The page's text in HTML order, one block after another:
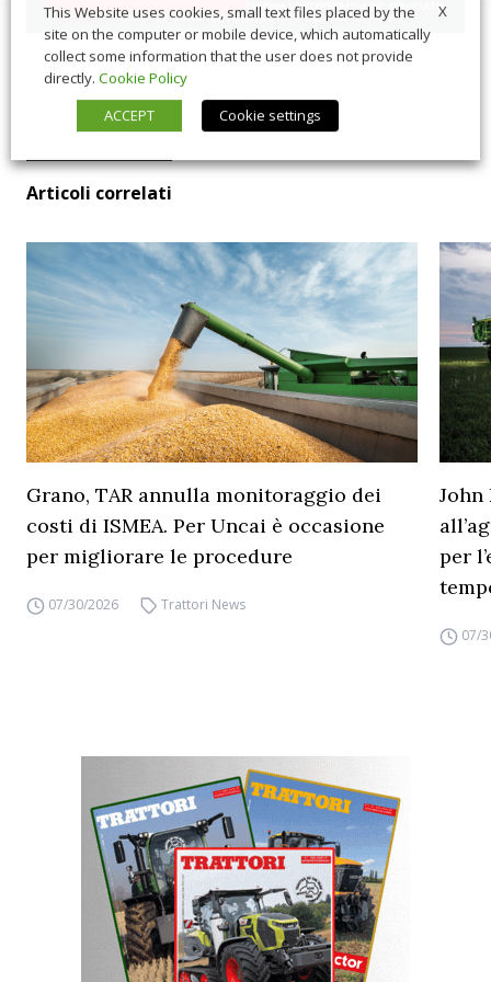
Articoli correlati
Grano, TAR annulla monitoraggio dei
costi di ISMEA. Per Uncai è occasione
per migliorare le procedure
07/30/2026 Trattori News
per
07/
X
This Website uses cookies, small text files placed by the
site on the computer or mobile device, which automatically
collect some information that the user does not provide
directly. Cookie Policy
ACCEPT
Cookie settings